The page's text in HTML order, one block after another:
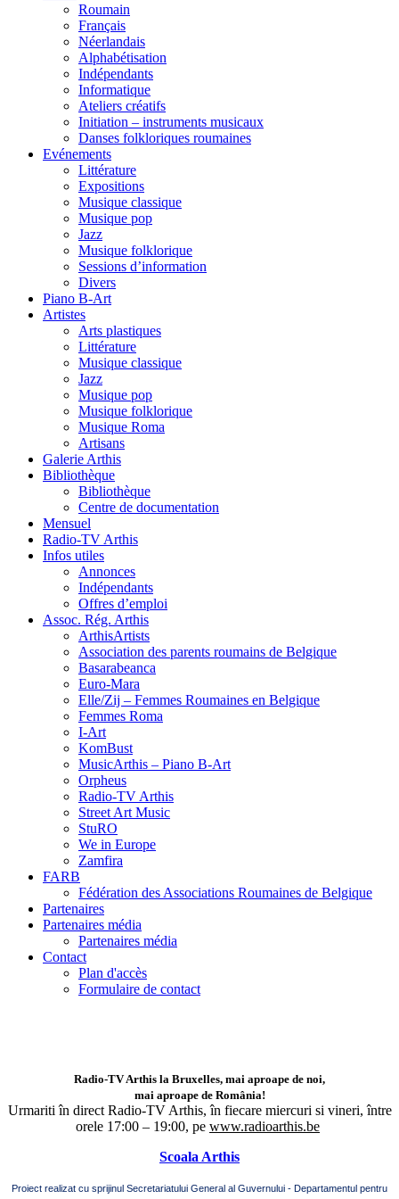
Roumain
Français
Néerlandais
Alphabétisation
Indépendants
Informatique
Ateliers créatifs
Initiation – instruments musicaux
Danses folkloriques roumaines
Evénements
Littérature
Expositions
Musique classique
Musique pop
Jazz
Musique folklorique
Sessions d’information
Divers
Piano B-Art
Artistes
Arts plastiques
Littérature
Musique classique
Jazz
Musique pop
Musique folklorique
Musique Roma
Artisans
Galerie Arthis
Bibliothèque
Bibliothèque
Centre de documentation
Mensuel
Radio-TV Arthis
Infos utiles
Annonces
Indépendants
Offres d’emploi
Assoc. Rég. Arthis
ArthisArtists
Association des parents roumains de Belgique
Basarabeanca
Euro-Mara
Elle/Zij – Femmes Roumaines en Belgique
Femmes Roma
I-Art
KomBust
MusicArthis – Piano B-Art
Orpheus
Radio-TV Arthis
Street Art Music
StuRO
We in Europe
Zamfira
FARB
Fédération des Associations Roumaines de Belgique
Partenaires
Partenaires média
Partenaires média
Contact
Plan d'accès
Formulaire de contact
Radio-TV Arthis la Bruxelles, mai aproape de noi,
mai aproape de România!
Urmariti în direct Radio-TV Arthis, în fiecare miercuri si vineri, între
orele 17:00 – 19:00, pe www.radioarthis.be
Scoala Arthis
Proiect realizat cu sprijinul Secretariatului General al Guvernului - Departamentul pentru